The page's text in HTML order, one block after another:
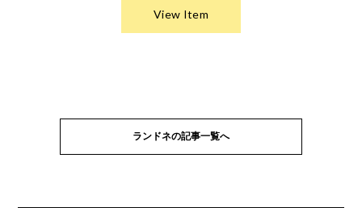
ランドネの記事一覧へ